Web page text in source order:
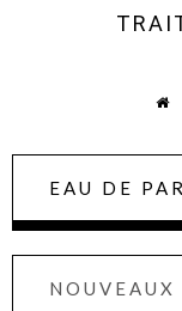
EAU DE